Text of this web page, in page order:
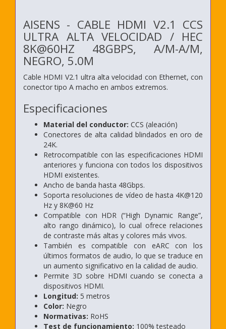
AISENS - CABLE HDMI V2.1 CCS
ULTRA ALTA VELOCIDAD / HEC
8K@60HZ 48GBPS, A/M-A/M,
NEGRO, 5.0M
Cable HDMI V2.1 ultra alta velocidad con Ethernet, con
conector tipo A macho en ambos extremos.
Especificaciones
Material del conductor: CCS (aleación)
Conectores de alta calidad blindados en oro de
24K.
Retrocompatible con las especificaciones HDMI
anteriores y funciona con todos los dispositivos
HDMI existentes.
Ancho de banda hasta 48Gbps.
Soporta resoluciones de vídeo de hasta 4K@120
Hz y 8K@60 Hz
Compatible con HDR (“High Dynamic Range”,
alto rango dinámico), lo cual ofrece relaciones
de contraste más altas y colores más vivos.
También es compatible con eARC con los
últimos formatos de audio, lo que se traduce en
un aumento significativo en la calidad de audio.
Permite 3D sobre HDMI cuando se conecta a
dispositivos HDMI.
Longitud: 5 metros
Color: Negro
Normativas: RoHS
Test de funcionamiento: 100% testeado